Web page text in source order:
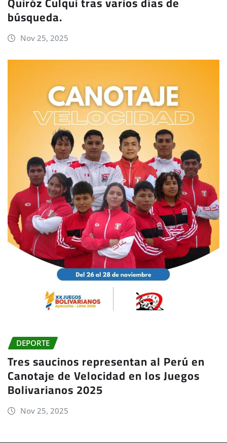
búsqueda.
Nov 25, 2025
DEPORTE
Tres saucinos representan al Perú en
Canotaje de Velocidad en los Juegos
Bolivarianos 2025
Nov 25, 2025